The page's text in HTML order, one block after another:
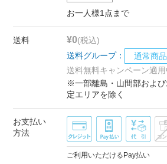
お一人様1点まで
送料 ¥0(税込)
送料グループ：
通常商品
送料無料キャンペーン適用
※一部離島・山間部およ
定エリアを除く
お支払い
方法
ご利用いただけるPay払い